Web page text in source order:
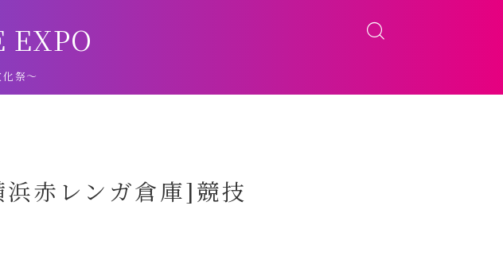
EXPO
祭～
赤レンガ倉庫]競技